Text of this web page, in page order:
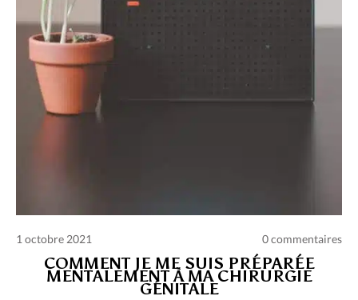
1 octobre 2021 0 commentaires
COMMENT JE ME SUIS PRÉPARÉE
MENTALEMENT À MA CHIRURGIE
GÉNITALE